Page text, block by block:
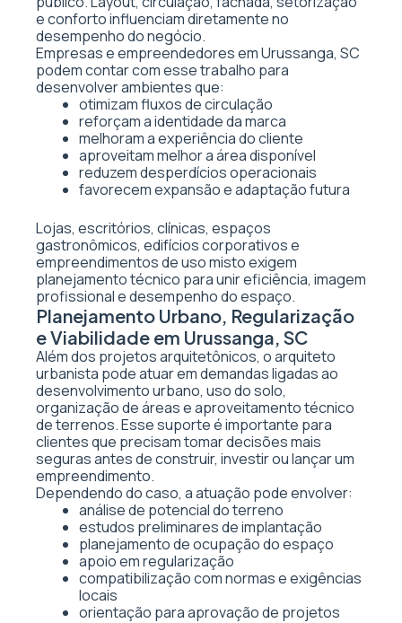
e conforto influenciam diretamente no
desempenho do negócio.
Empresas e empreendedores em Urussanga, SC
podem contar com esse trabalho para
desenvolver ambientes que:
otimizam fluxos de circulação
reforçam a identidade da marca
melhoram a experiência do cliente
aproveitam melhor a área disponível
reduzem desperdícios operacionais
favorecem expansão e adaptação futura
Lojas, escritórios, clínicas, espaços
gastronômicos, edifícios corporativos e
empreendimentos de uso misto exigem
planejamento técnico para unir eficiência, imagem
profissional e desempenho do espaço.
Planejamento Urbano, Regularização
e Viabilidade em Urussanga, SC
Além dos projetos arquitetônicos, o arquiteto
urbanista pode atuar em demandas ligadas ao
desenvolvimento urbano, uso do solo,
organização de áreas e aproveitamento técnico
de terrenos. Esse suporte é importante para
clientes que precisam tomar decisões mais
seguras antes de construir, investir ou lançar um
empreendimento.
Dependendo do caso, a atuação pode envolver:
análise de potencial do terreno
estudos preliminares de implantação
planejamento de ocupação do espaço
apoio em regularização
compatibilização com normas e exigências
locais
orientação para aprovação de projetos